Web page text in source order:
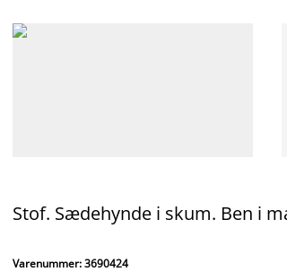
Stof. Sædehynde i skum. Ben i
Varenummer: 3690424